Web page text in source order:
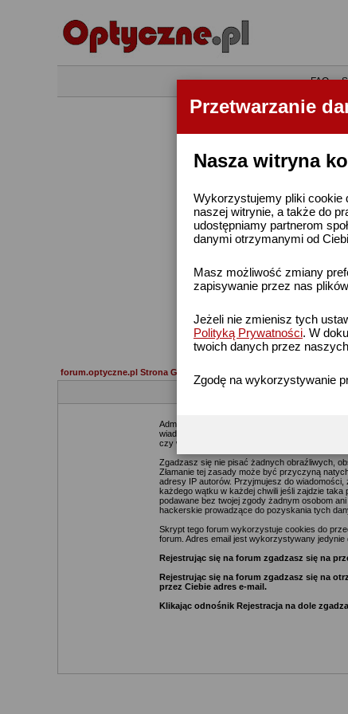
Przetwarzanie
Nasza witryna
Wykorzystujemy pliki cookie
naszej witrynie, a także do
udostępniamy partnerom
danymi otrzymanymi od
Masz możliwość zmiany
zapisywanie przez nas
Jeżeli nie zmienisz tych
Polityką Prywatności. W
twoich danych przez
Zgodę na wykorzystywanie
•FAQ•
forum.optyczne.pl Strona Główna
Administratorzy i moderatorzy podejmą
wiadomości. Zgadzasz się więc, że zawartość
czy webmasterów (poza wiadomościami
Zgadzasz się nie pisać żadnych obraźliwych,
Złamanie tej zasady może być przyczyną
adresy IP autorów. Przyjmujesz do
każdego wątku w każdej chwili jeśli zajdzie
podawane bez twojej zgody żadnym osobom
hackerskie prowadzące do pozyskania tych
Skrypt tego forum wykorzystuje cookies do
forum. Adres email jest wykorzystywany jedynie
Rejestrując się na forum zgadzasz się na
Rejestrując się na forum zgadzasz się na
przez Ciebie adres e-mail.
Klikając odnośnik Rejestracja na dole